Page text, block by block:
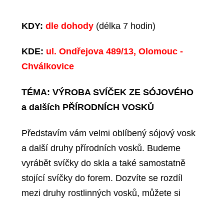
KDY: dle dohody (délka 7 hodin)
KDE: ul. Ondřejova 489/13, Olomouc -
Chválkovice
TÉMA: VÝROBA SVÍČEK ZE SÓJOVÉHO
a dalších PŘÍRODNÍCH VOSKŮ
Představím vám velmi oblíbený sójový vosk
a další druhy přírodních vosků. Budeme
vyrábět svíčky do skla a také samostatně
stojící svíčky do forem. Dozvíte se rozdíl
mezi druhy rostlinných vosků, můžete si